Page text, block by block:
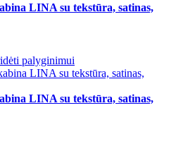
LINA su tekstūra, satinas,
palyginimui
LINA su tekstūra, satinas,